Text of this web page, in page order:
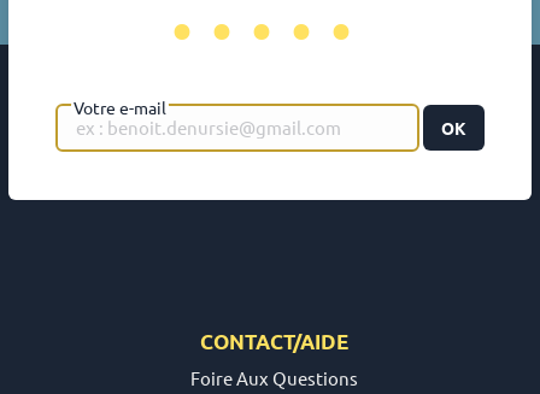
•••••
Votre e-mail
OK
CONTACT/AIDE
Foire Aux Questions